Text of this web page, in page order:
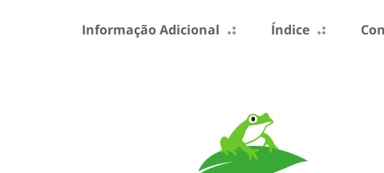
Informação Adicional Índice